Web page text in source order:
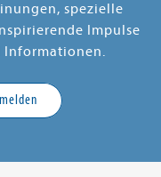
spezielle
Impulse
Informationen.